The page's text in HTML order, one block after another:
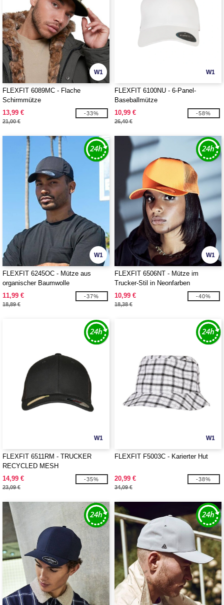
W1
FLEXFIT 6089MC - Flache
Schirmmütze
13,99 €
21,00 €
-33%
W1
FLEXFIT 6100NU - 6-Panel-
Baseballmütze
10,99 €
26,40 €
-58%
W1
FLEXFIT 6245OC - Mütze aus
organischer Baumwolle
11,99 €
18,89 €
-37%
W1
FLEXFIT 6506NT - Mütze im
Trucker-Stil in Neonfarben
10,99 €
18,38 €
-40%
W1
FLEXFIT 6511RM - TRUCKER
RECYCLED MESH
14,99 €
23,09 €
-35%
W1
FLEXFIT F5003C - Karierter Hut
20,99 €
34,09 €
-38%